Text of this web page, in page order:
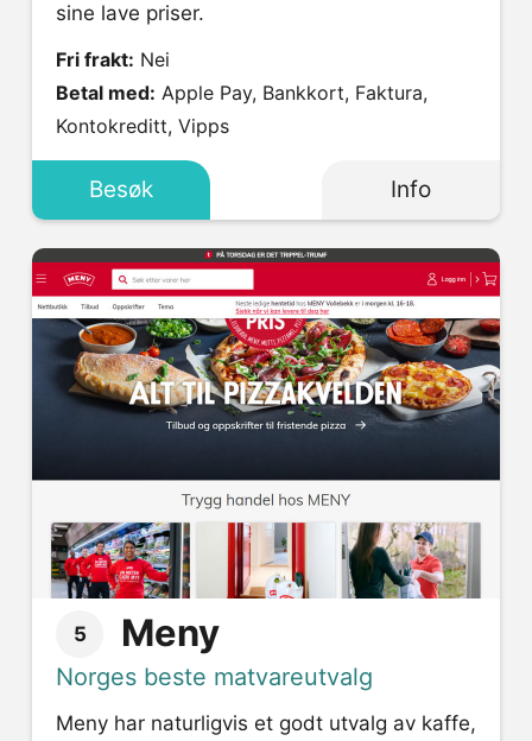
sine lave priser.
Fri frakt: Nei
Betal med:
Kontokreditt, Vipps
Besøk Info
5 Meny
Norges beste matvareutvalg
Meny har naturligvis et godt utvalg av kaffe,